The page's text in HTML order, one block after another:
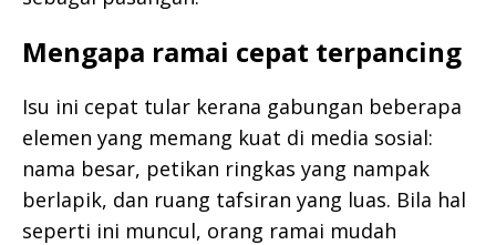
Mengapa ramai cepat terpancing
Isu ini cepat tular kerana gabungan beberapa
elemen yang memang kuat di media sosial:
nama besar, petikan ringkas yang nampak
berlapik, dan ruang tafsiran yang luas. Bila hal
seperti ini muncul, orang ramai mudah